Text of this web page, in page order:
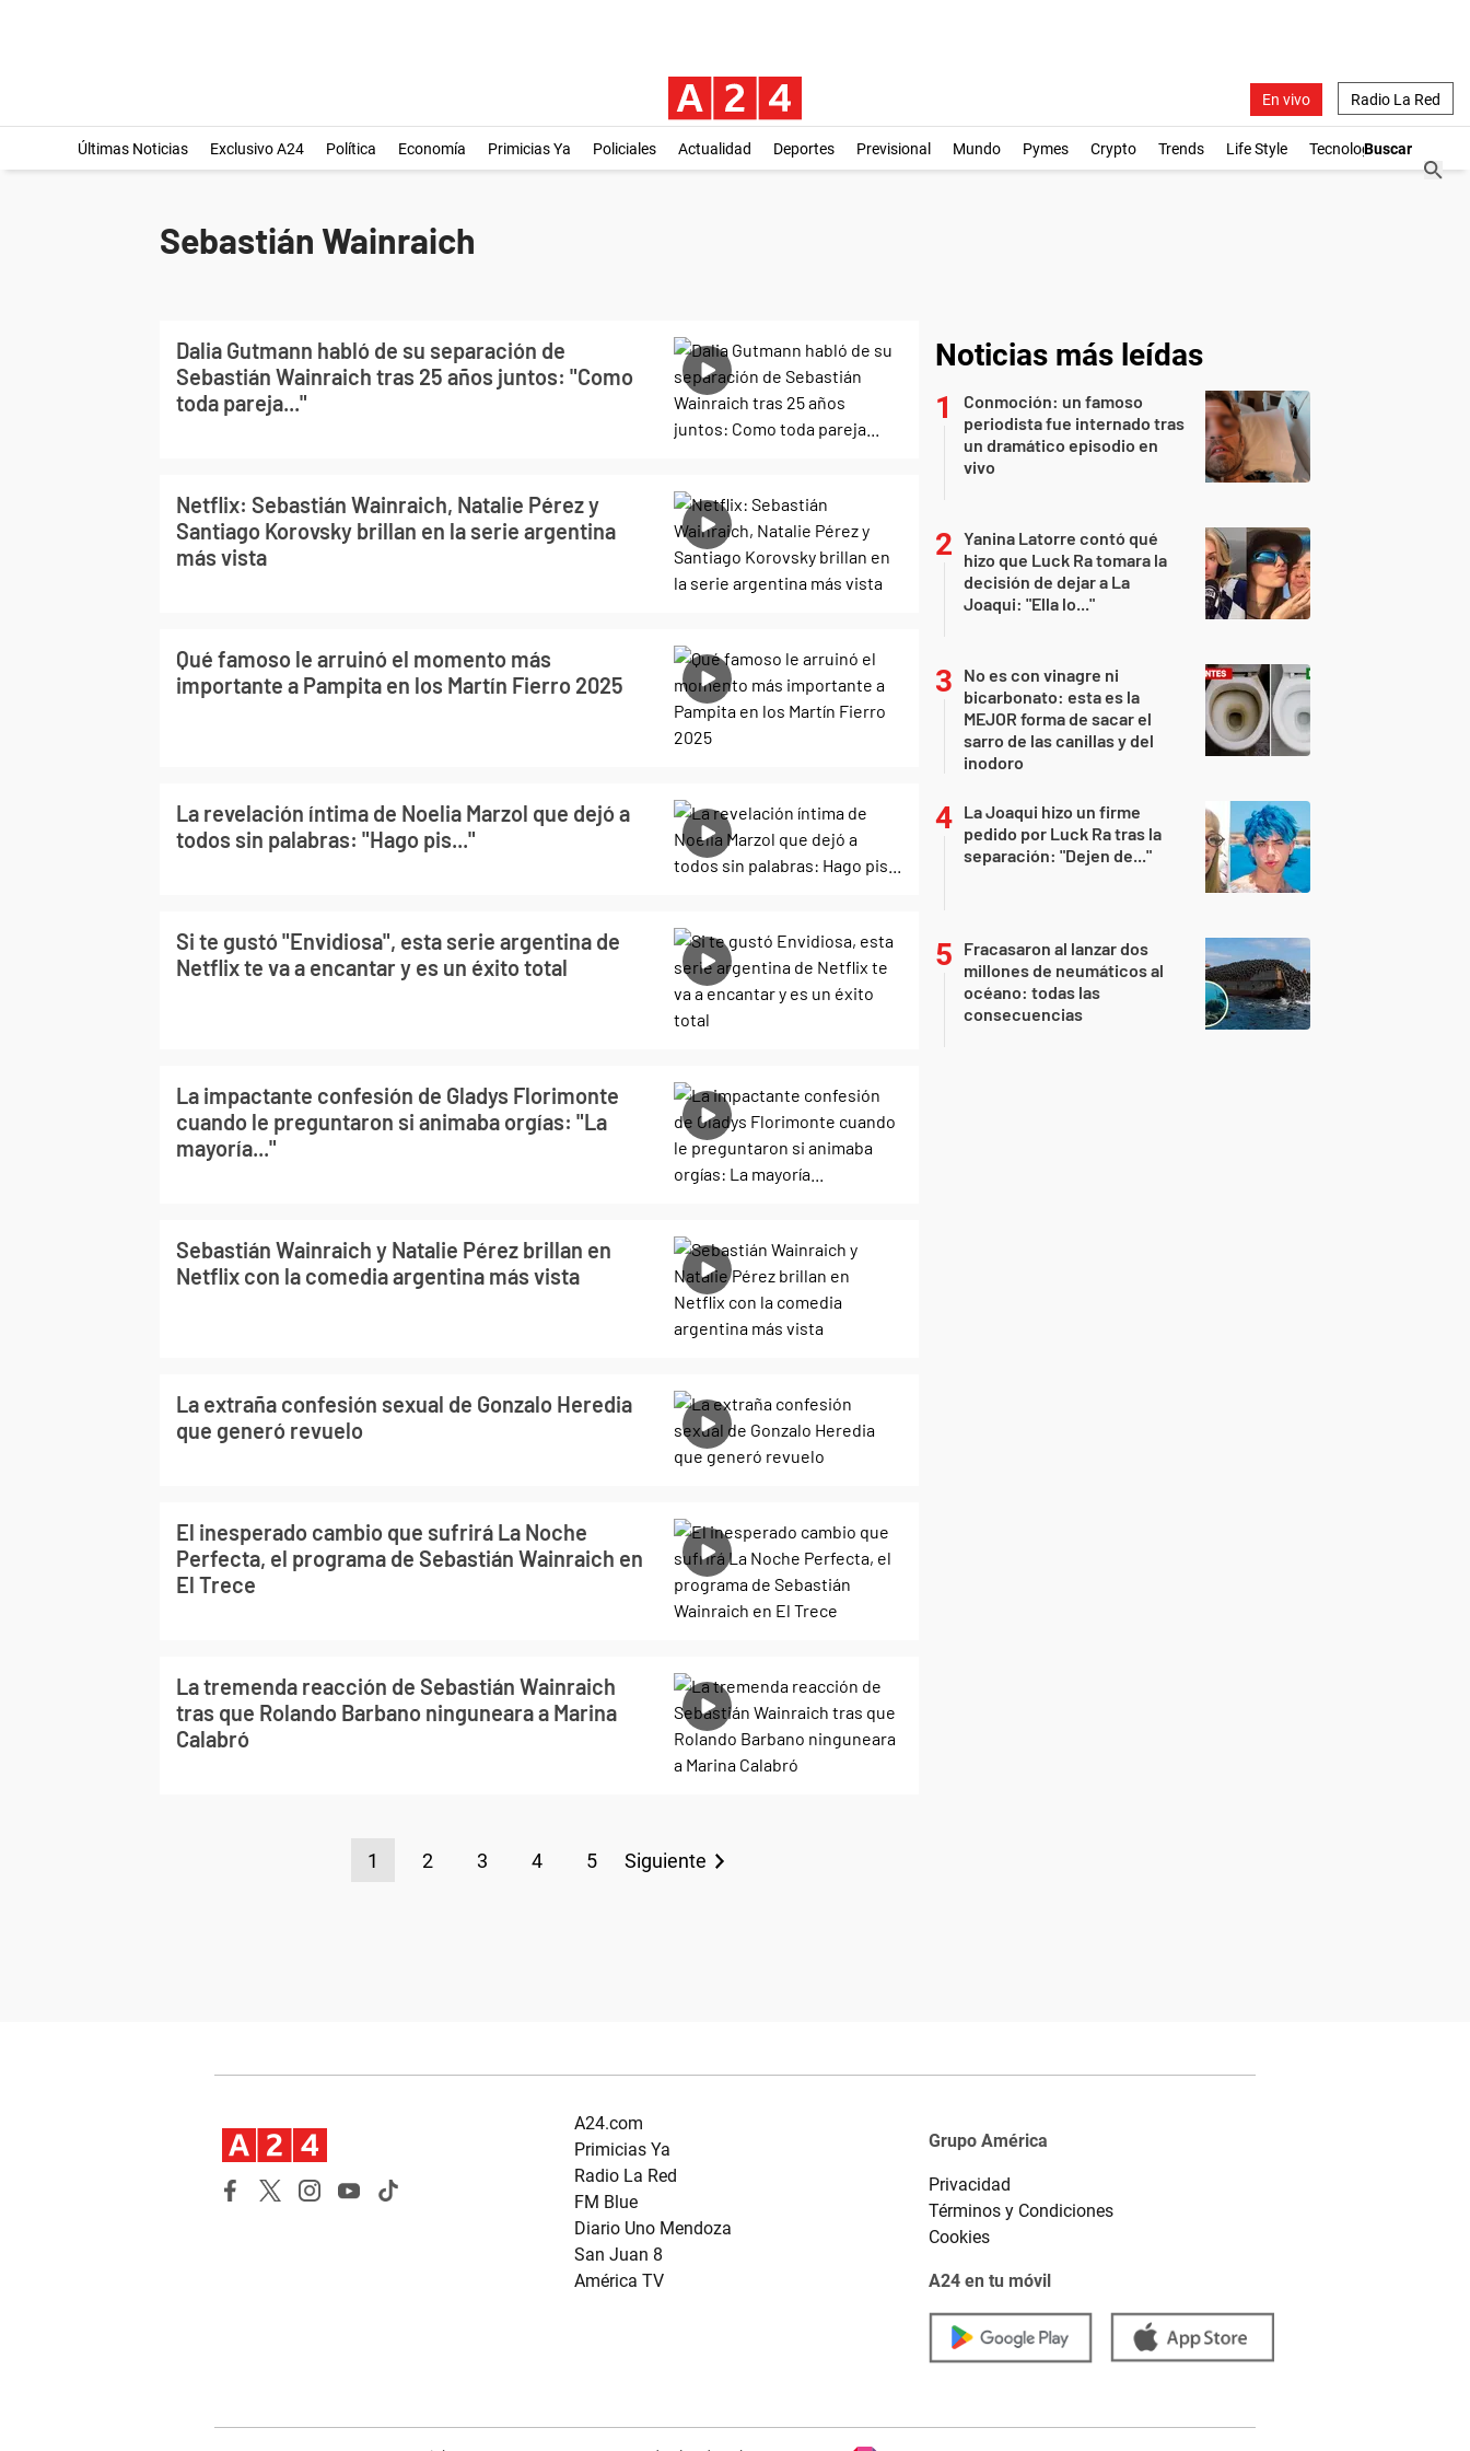
En vivo Radio La Red
Últimas Noticias Exclusivo A24 Política Economía Primicias Ya Policiales Actualidad Deportes Previsional Mundo Pymes Crypto Trends Life Style Tecnología
Sebastián Wainraich
Dalia Gutmann habló de su separación de
Sebastián Wainraich tras 25 años juntos: "Como
toda pareja..."
Netflix: Sebastián Wainraich, Natalie Pérez y
Santiago Korovsky brillan en la serie argentina
más vista
Qué famoso le arruinó el momento más
importante a Pampita en los Martín Fierro 2025
La revelación íntima de Noelia Marzol que dejó a
todos sin palabras: "Hago pis..."
Si te gustó "Envidiosa", esta serie argentina de
Netflix te va a encantar y es un éxito total
La impactante confesión de Gladys Florimonte
cuando le preguntaron si animaba orgías: "La
mayoría..."
Sebastián Wainraich y Natalie Pérez brillan en
Netflix con la comedia argentina más vista
La extraña confesión sexual de Gonzalo Heredia
que generó revuelo
El inesperado cambio que sufrirá La Noche
Perfecta, el programa de Sebastián Wainraich en
El Trece
La tremenda reacción de Sebastián Wainraich
tras que Rolando Barbano ninguneara a Marina
Calabró
1 2 3 4 5 Siguiente
Noticias más leídas
Conmoción: un famoso
periodista fue internado tras
un dramático episodio en
vivo
Yanina Latorre contó qué
hizo que Luck Ra tomara la
decisión de dejar a La
Joaqui: "Ella lo..."
No es con vinagre ni
bicarbonato: esta es la
MEJOR forma de sacar el
sarro de las canillas y del
inodoro
La Joaqui hizo un firme
pedido por Luck Ra tras la
separación: "Dejen de..."
Fracasaron al lanzar dos
millones de neumáticos al
océano: todas las
consecuencias
A24.com
Primicias Ya
Radio La Red
FM Blue
Diario Uno Mendoza
San Juan 8
América TV
Grupo América
Privacidad
Términos y Condiciones
Cookies
A24 en tu móvil